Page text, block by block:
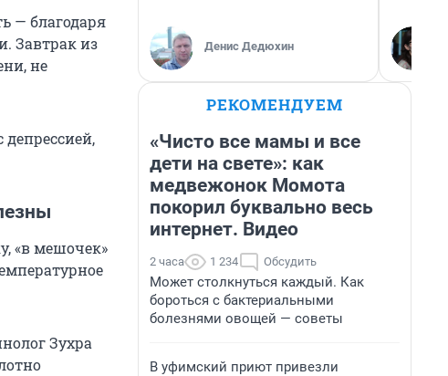
— благодаря
Завтрак из
не
«в мешочек»
Зухра
Денис Дедюхин
РЕКОМЕНДУЕМ
«Чисто все мамы и все
дети на свете»: как
медвежонок Момота
покорил буквально весь
интернет. Видео
2 часа 1 234 Обсудить
Может столкнуться каждый. Как
бороться с бактериальными
болезнями овощей — советы
В уфимский приют привезли